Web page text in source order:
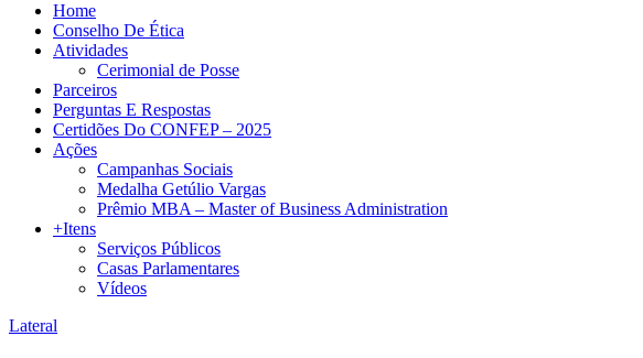
Home
Conselho De Ética
Atividades
Cerimonial de Posse
Parceiros
Perguntas E Respostas
Certidões Do CONFEP – 2025
Ações
Campanhas Sociais
Medalha Getúlio Vargas
Prêmio MBA – Master of Business Administration
+Itens
Serviços Públicos
Casas Parlamentares
Vídeos
Lateral